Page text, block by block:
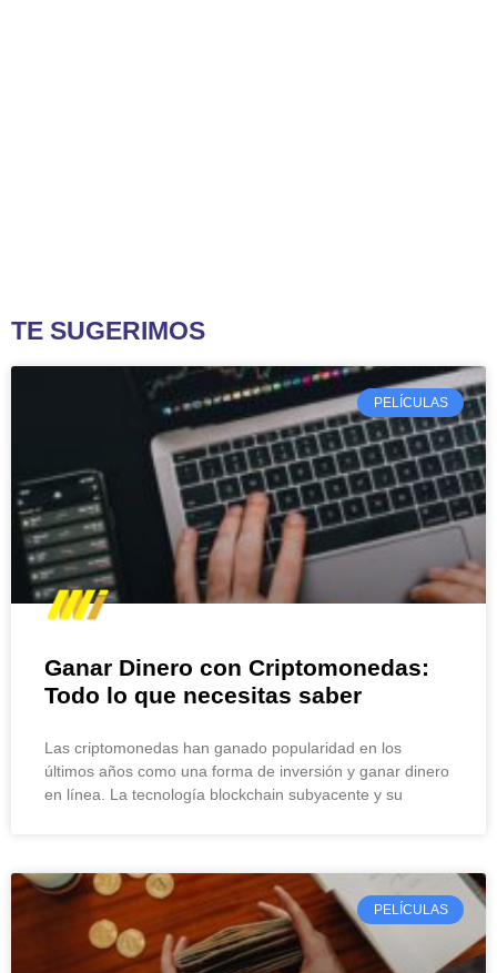
TE SUGERIMOS
PELÍCULAS
Ganar Dinero con Criptomonedas:
Todo lo que necesitas saber
Las criptomonedas han ganado popularidad en los
últimos años como una forma de inversión y ganar dinero
en línea. La tecnología blockchain subyacente y su
PELÍCULAS